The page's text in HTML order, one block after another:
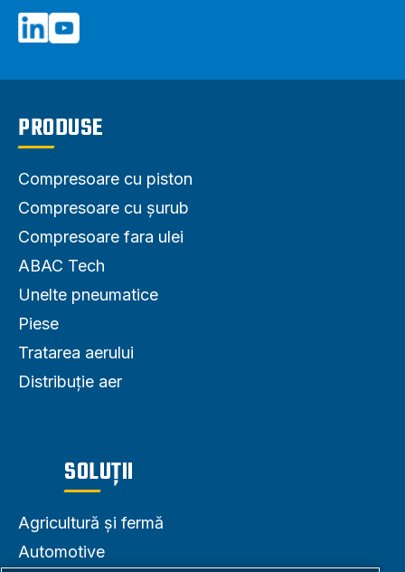
PRODUSE
Compresoare cu piston
Compresoare cu șurub
Compresoare fara ulei
ABAC Tech
Unelte pneumatice
Piese
Tratarea aerului
Distribuție aer
SOLUȚII
Agricultură și fermă
Automotive